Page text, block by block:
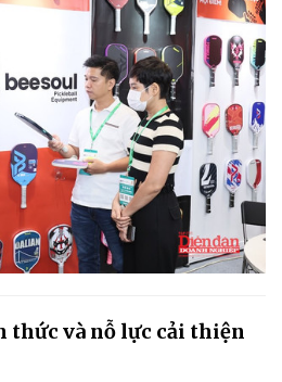
thức và nỗ lực cải thiện